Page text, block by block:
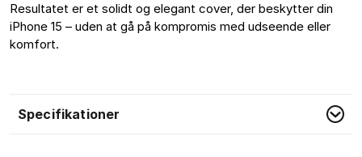
Resultatet er et solidt og elegant cover, der beskytter din
iPhone 15 – uden at gå på kompromis med udseende eller
komfort.
Specifikationer